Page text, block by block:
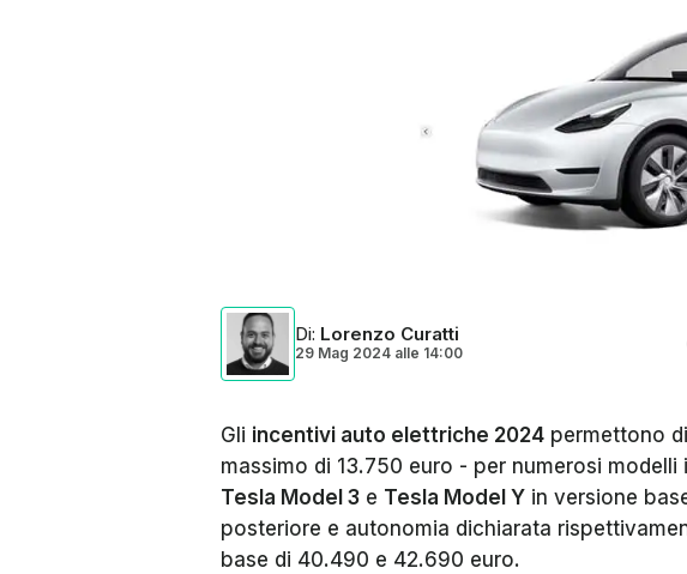
Di: Lorenzo Curatti
29 Mag 2024 alle 14:00
Gli incentivi auto elettriche 2024 permettono
massimo di 13.750 euro - per numerosi
Tesla Model 3 e Tesla Model Y in versione
posteriore e autonomia dichiarata
base di 40.490 e 42.690 euro.